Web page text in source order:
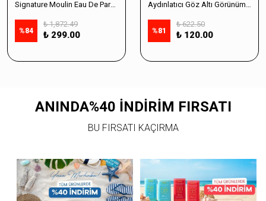
Signature Moulin Eau De Parfüm Women 50ml & Sabun Seti
%84
₺ 1,872.49
₺ 299.00 %81
₺ 622.50
₺ 120.00
ANINDA%40 İNDİRİM FIRSATI
BU FIRSATI KAÇIRMA